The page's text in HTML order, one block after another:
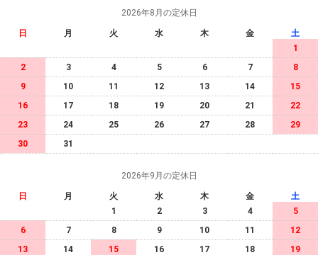
2026年8月の定休日
日 月 火 水 木 金
土
1
2
3 4 5 6 7
8
9
10 11 12 13 14
15
16
17 18 19 20 21
22
23
24 25 26 27 28
29
30
31
2026年9月の定休日
日 月 火 水 木 金
土
1
2 3 4
5
6
7 8 9 10 11
12
13
14 15 16 17 18
19